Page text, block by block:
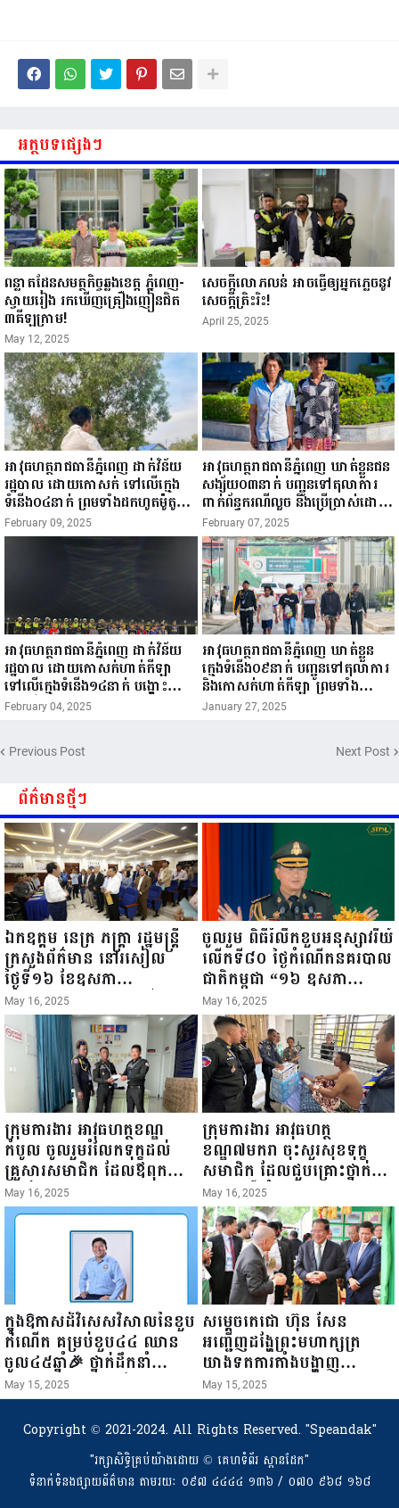
អត្ថបទផ្សេងៗ
ពន្លាតដែនសមត្ថកិច្ចឆ្លងខេត្ត ភ្នំពេញ-
ស្វាយរៀង រកឃើញគ្រឿងញៀនជិត
៣គីឡូក្រាម!
May 12, 2025
សេចក្តីលោភលន់ អាចធ្វើឲ្យអ្នកភ្លេចនូវ
សេចក្តីត្រិះរិះ!
April 25, 2025
អាវុធហត្ថរាជធានីភ្នំពេញ ដាក់វិន័យ
រដ្ឋបាល ដោយកោសក់ ទៅលើក្មេង
ទំនើង០៤នាក់ ព្រមទាំងដកហូតម៉ូតូ
រក្សាទុក ០៣ខែ!
February 09, 2025
អាវុធហត្ថរាជធានីភ្នំពេញ ឃាត់ខ្លួនជន
សង្ស័យ០៣នាក់ បញ្ជូនទៅតុលាការ
ពាក់ព័ន្ធករណីលួច និងប្រើប្រាស់ដោយ
ខុសច្បាប់នូវសារធាតុញៀន!
February 07, 2025
អាវុធហត្ថរាជធានីភ្នំពេញ ដាក់វិន័យ
រដ្ឋបាល ដោយកោសក់ហាត់កីឡា
ទៅលើក្មេងទំនើង១៤នាក់ បង្ហោះ
ម៉ូតូលើផ្លូវសាធារណៈ!
February 04, 2025
អាវុធហត្ថរាជធានីភ្នំពេញ ឃាត់ខ្លួន
ក្មេងទំនើង០៩នាក់ បញ្ជូនទៅតុលាការ
និងកោសក់ហាត់កីឡា ព្រមទាំង
ដកហូតម៉ូតូរក្សាទុក ០៣ខែ!
January 27, 2025
Previous Post Next Post
ព័ត៌មានថ្មីៗ
ឯកឧត្តម នេត្រ ភក្ត្រា រដ្ឋមន្ត្រី
ក្រសួងព័ត៌មាន នៅរសៀល
ថ្ងៃទី១៦ ខែឧសភា
ឆ្នាំ២០២៥នេះ បានអញ្ជើញចុះ
ធ្វើជំរឿនថ្នាក់ដឹកនាំមន្ត្រីរាជ
ការស៉ីវិល នៃក្រសួងព័ត៌មាន...
May 16, 2025
ចូលរួម ពិធីរំលឹកខួបអនុស្សាវរីយ៍
លើកទី៨០ ថ្ងៃកំណើតនគរបាល
ជាតិកម្ពុជា “១៦ ឧសភា
១៩៤៥ ~ ១៦ ឧសភា
២០២៥”...
May 16, 2025
ក្រុមការងារ អាវុធហត្ថខណ្ឌ
កំបូល ចូលរួមរំលែកទុក្ខដល់
គ្រួសារសមាជិក ដែលឪពុកក្មេក
របស់លោកទទួលមរណៈភាព!
May 16, 2025
ក្រុមការងារ អាវុធហត្ថ
ខណ្ឌ៧មករា ចុះសួរសុខទុក្ខ
សមាជិក ដែលជួបគ្រោះថ្នាក់
ចរាចរណ៍ កំពុងសម្រាកព្យាបាល
នៅមន្ទីរពេទ្យ!
May 16, 2025
ក្នុងឱកាសដ៏វិសេសវិសាលនៃខួប
កំណើត គម្រប់ខួប៤៤ ឈាន
ចូល៤៥ឆ្នាំ🎉 ថ្នាក់ដឹកនាំ
សមាជិក សមាជិកា នៃក្រុម
គ្រួសារកម្មវិធីអាជីវកម្មចល័ត និង
កម្មករសំណង់ សូមគោរពជូនពរ
ជូនចំពោះ ឯកឧត្តម សាយ
សំអាល់ ប្រធានសហភាព
សហព័ន្ធយុវជនកម្ពុជា រាធានី
May 15, 2025
សម្តេចតេជោ ហ៊ុន សែន
អញ្ជើញដង្ហែព្រះមហាក្សត្រ
យាងទតការតាំងបង្ហាញ
ផលិតផលកសិកម្ម កសិ
ឧស្សាហកម្ម និងសិប្បកម្ម ក្នុង
ព្រះរាជពិធីច្រត់ព្រះនង្គ័ល...
May 15, 2025
Copyright © 2021-2024. All Rights Reserved. "Speandak"
"រក្សាសិទ្ធិគ្រប់យ៉ាងដោយ​ © គេហទំព័រ ស្ពានដែក"
ទំនាក់ទំនងផ្សាយព័ត៌មាន តាមរយៈ ០៩៧ ៤៤៤៤ ១៣៦ / ០៧០ ៩៦៨ ១៦៨